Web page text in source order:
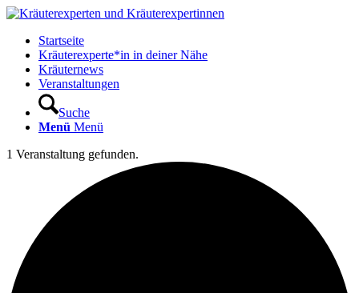
Startseite
Kräuterexperte*in in deiner Nähe
Kräuternews
Veranstaltungen
Suche
Menü Menü
1 Veranstaltung gefunden.